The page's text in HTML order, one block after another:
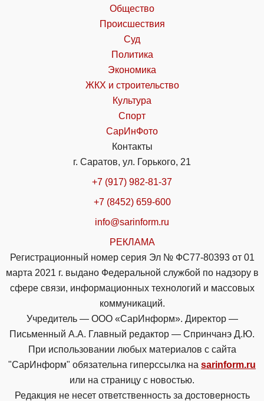
Общество
Происшествия
Суд
Политика
Экономика
ЖКХ и строительство
Культура
Спорт
СарИнФото
Контакты
г. Саратов, ул. Горького, 21
+7 (917) 982-81-37
+7 (8452) 659-600
info@sarinform.ru
РЕКЛАМА
Регистрационный номер серия Эл № ФС77-80393 от 01
марта 2021 г. выдано Федеральной службой по надзору в
сфере связи, информационных технологий и массовых
коммуникаций.
Учредитель — ООО «СарИнформ». Директор —
Письменный А.А. Главный редактор — Спринчанэ Д.Ю.
При использовании любых материалов с сайта
"СарИнформ" обязательна гиперссылка на sarinform.ru
или на страницу с новостью.
Редакция не несет ответственность за достоверность